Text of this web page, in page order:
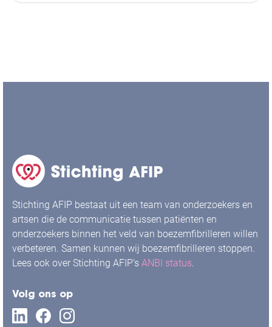
Stichting AFIP bestaat uit een team van onderzoekers en
artsen die de communicatie tussen patiënten en
onderzoekers binnen het veld van boezemfibrilleren willen
verbeteren. Samen kunnen wij boezemfibrilleren stoppen.
Lees ook over Stichting AFIP’s ANBI status.
Volg ons op